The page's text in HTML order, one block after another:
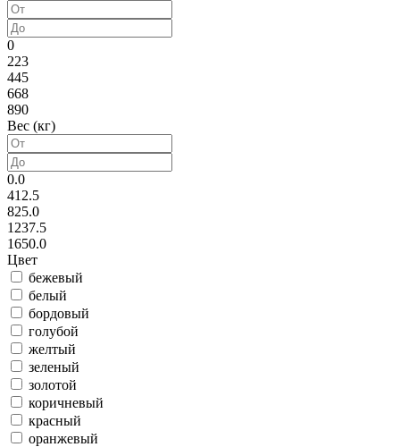
0
223
445
668
890
Вес (кг)
0.0
412.5
825.0
1237.5
1650.0
Цвет
бежевый
белый
бордовый
голубой
желтый
зеленый
золотой
коричневый
красный
оранжевый